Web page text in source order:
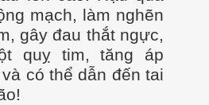
mạch, làm nghẽn
gây đau thắt ngực,
quỵ tim, tăng áp
có thể dẫn đến tai